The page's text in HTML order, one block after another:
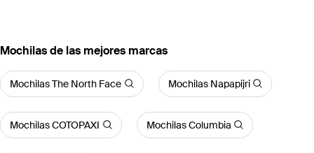
Mochilas de las mejores marcas
Mochilas The North Face Mochilas Napapijri
Mochilas COTOPAXI Mochilas Columbia